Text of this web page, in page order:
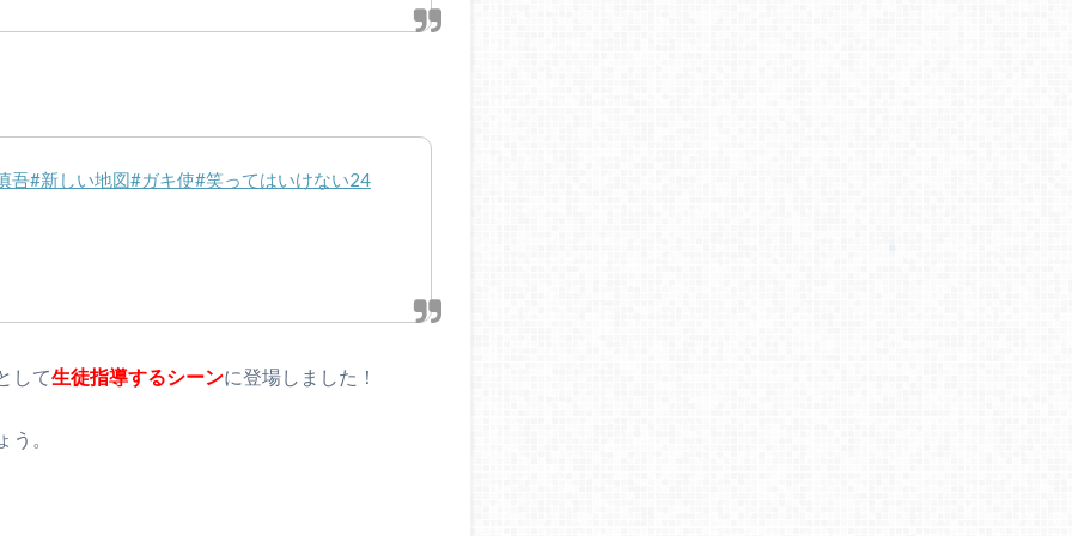
吾#新しい地図#ガキ使#笑ってはいけない24
して生徒指導するシーンに登場しました！
。